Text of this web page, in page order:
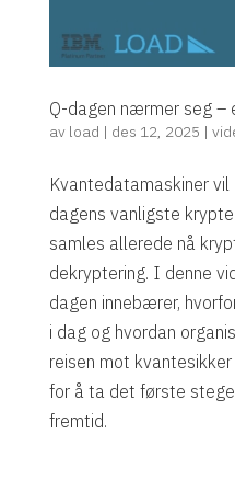
Q-dagen nærmer seg –
av load | des 12, 2025 |
Kvantedatamaskiner
dagens vanligste
samles allerede nå
dekryptering. I denne
dagen innebærer,
i dag og hvordan
reisen mot
for å ta det første
fremtid.